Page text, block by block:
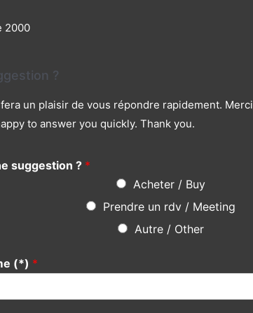
2000
?
un plaisir de vous répondre rapidement. Merci
to answer you quickly. Thank you.
suggestion ? *
Acheter / Buy
Prendre un rdv / Meeting
Autre / Other
(*) *